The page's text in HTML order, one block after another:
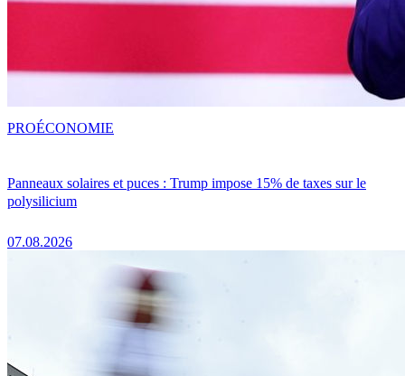
Panneaux solaires et puces : Trump impose 15% de taxes sur le
polysilicium
07.08.2026
PROÉCONOMIE